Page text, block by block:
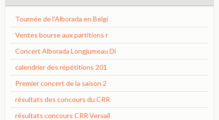
Tournée de l'Alborada en Belgi
Ventes bourse aux partitions r
Concert Alborada Longjumeau Di
calendrier des répétitions 201
Premier concert de la saison 2
résultats des concours du CRR
résultats concours CRR Versail